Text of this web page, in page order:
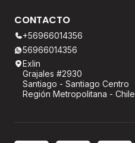
CONTACTO
+56966014356
56966014356
Exlin
Grajales #2930
Santiago - Santiago Centro
Región Metropolitana - Chile